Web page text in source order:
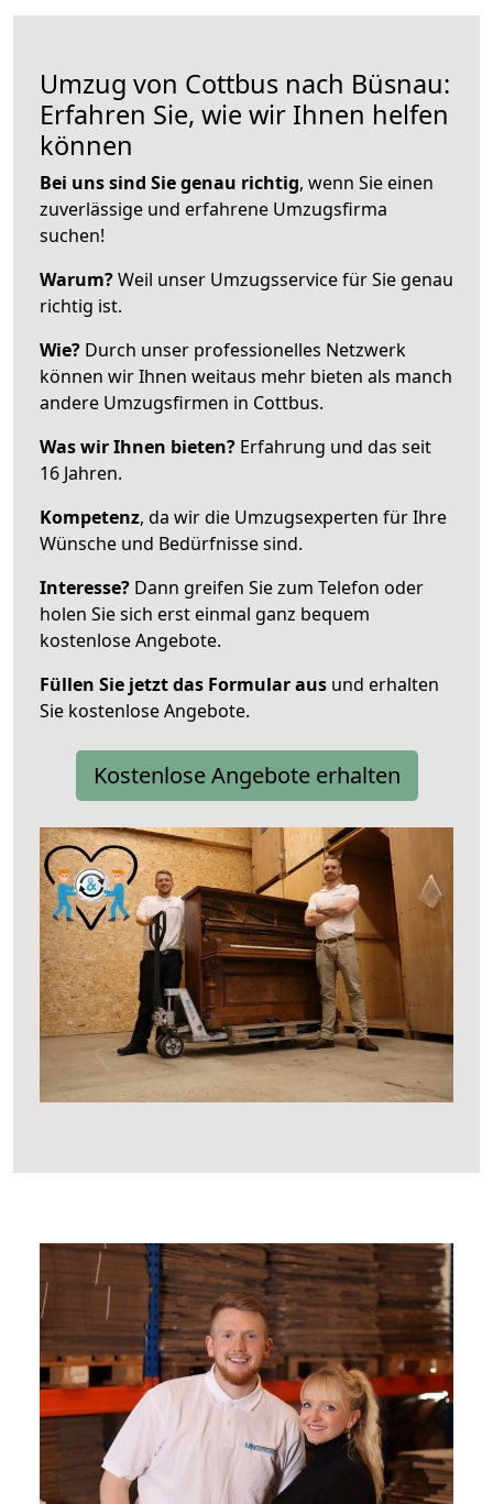
Umzug von Cottbus nach Büsnau:
Erfahren Sie, wie wir Ihnen helfen
können
Bei uns sind Sie genau richtig, wenn Sie einen
zuverlässige und erfahrene Umzugsfirma
suchen!
Warum?Weil unser Umzugsservice für Sie genau
richtig ist.
Wie? Durch unser professionelles Netzwerk
können wir Ihnen weitaus mehr bieten als manch
andere Umzugsfirmen in Cottbus.
Was wir Ihnen bieten? Erfahrung und das seit
16 Jahren.
Kompetenz, da wir die Umzugsexperten für Ihre
Wünsche und Bedürfnisse sind.
Interesse? Dann greifen Sie zum Telefon oder
holen Sie sich erst einmal ganz bequem
kostenlose Angebote.
Füllen Sie jetzt das Formular aus und erhalten
Sie kostenlose Angebote.
Kostenlose Angebote erhalten